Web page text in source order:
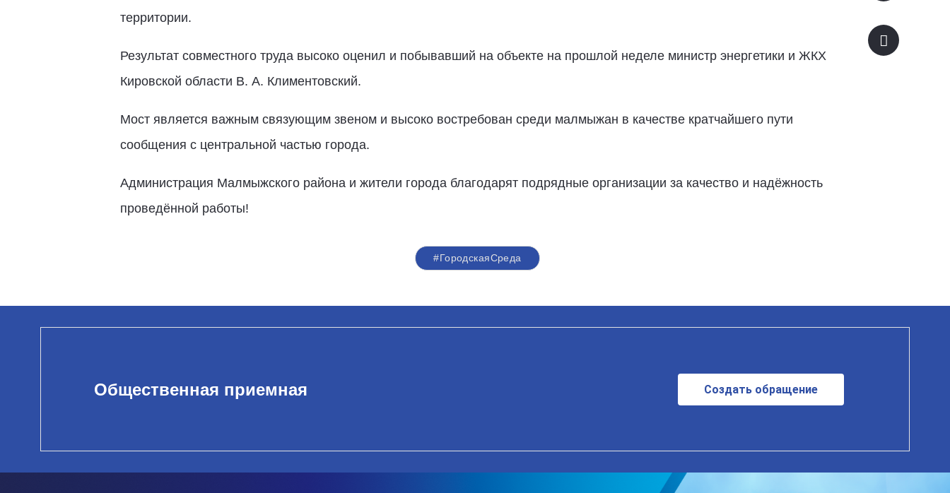
территории.
Результат совместного труда высоко оценил и побывавший на объекте на прошлой неделе министр энергетики и ЖКХ
Кировской области В. А. Климентовский.
Мост является важным связующим звеном и высоко востребован среди малмыжан в качестве кратчайшего пути
сообщения с центральной частью города.
Администрация Малмыжского района и жители города благодарят подрядные организации за качество и надёжность
проведённой работы!
#ГородскаяСреда
Общественная приемная Создать обращение